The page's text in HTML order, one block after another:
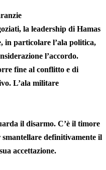
la leadership di Hamas
in particolare l’ala politica,
l’accordo.
fine al conflitto e di
L’ala militare
il disarmo. C’è il timore
smantellare definitivamente il
accettazione.